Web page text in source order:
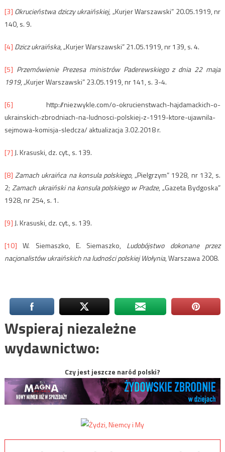
[3] Okrucieństwa dziczy ukraińskiej, „Kurjer Warszawski” 20.05.1919, nr
140, s. 9.
[4] Dzicz ukraińska, „Kurjer Warszawski” 21.05.1919, nr 139, s. 4.
[5] Przemówienie Prezesa ministrów Paderewskiego z dnia 22 maja
1919, „Kurjer Warszawski” 23.05.1919, nr 141, s. 3-4.
[6] http://niezwykle.com/o-okrucienstwach-hajdamackich-o-
ukrainskich-zbrodniach-na-ludnosci-polskiej-z-1919-ktore-ujawnila-
sejmowa-komisja-sledcza/ aktualizacja 3.02.2018 r.
[7] J. Krasuski, dz. cyt., s. 139.
[8] Zamach ukraińca na konsula polskiego, „Pielgrzym” 1928, nr 132, s.
2; Zamach ukraiński na konsula polskiego w Pradze, „Gazeta Bydgoska”
1928, nr 254, s. 1.
[9] J. Krasuski, dz. cyt., s. 139.
[10] W. Siemaszko, E. Siemaszko, Ludobójstwo dokonane przez
nacjonalistów ukraińskich na ludności polskiej Wołynia, Warszawa 2008.
Wspieraj niezależne
wydawnictwo:
Czy jest jeszcze naród polski?